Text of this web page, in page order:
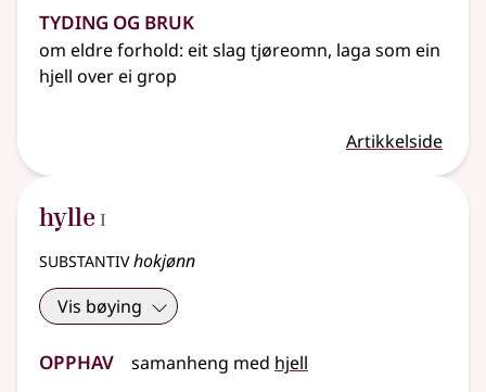
Tyding og bruk
om eldre forhold: eit slag tjøreomn, laga som ein
hjell over ei grop
Artikkelside
hylle 1
I
substantivhokjønn
Vis bøying
Opphav samanheng med hjell